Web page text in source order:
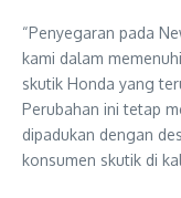
“Penyegaran pada
kami dalam
skutik Honda yang
Perubahan ini tetap
dipadukan dengan
konsumen skutik di